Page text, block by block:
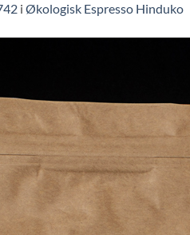
i Økologisk Espresso Hinduko